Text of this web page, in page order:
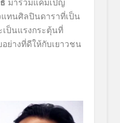
ทนศิลปินดาราที่เป็น
เป็นแรงกระตุ้นที่
ย่างที่ดีให้กับเยาวชน